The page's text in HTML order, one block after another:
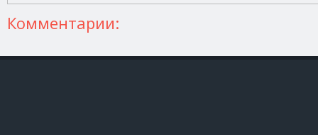
Комментарии: